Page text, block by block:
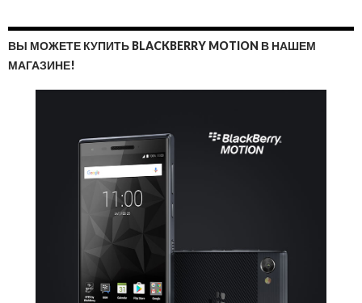
ВЫ МОЖЕТЕ КУПИТЬ BLACKBERRY MOTION В НАШЕМ
МАГАЗИНЕ!